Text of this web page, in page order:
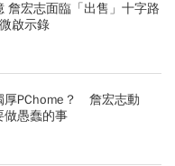
詹宏志面臨「出售」十字路
啟示錄
厚PChome？ 詹宏志動
做愚蠢的事